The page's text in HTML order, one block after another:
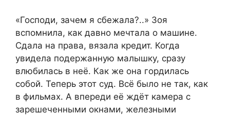
«Господи, зачем я сбежала?..» Зоя
вспомнила, как давно мечтала о машине.
Сдала на права, вязала кредит. Когда
увидела подержанную малышку, сразу
влюбилась в неё. Как же она гордилась
собой. Теперь этот суд. Всё было не так, как
в фильмах. А впереди её ждёт камера с
зарешеченными окнами, железными